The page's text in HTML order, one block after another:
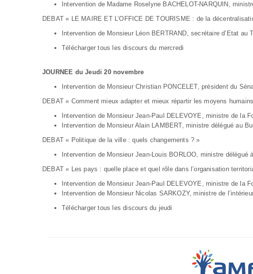
Intervention de Madame Roselyne BACHELOT-NARQUIN,
DEBAT « LE MAIRE ET L’OFFICE DE TOURISME : de la
Intervention de Monsieur Léon BERTRAND, secrétaire d’Etat au
Télécharger tous les discours du mercredi
JOURNEE du Jeudi 20 novembre
Intervention de Monsieur Christian PONCELET, président du
DEBAT « Comment mieux adapter et mieux répartir les moyens
Intervention de Monsieur Jean-Paul DELEVOYE, ministre de la
Intervention de Monsieur Alain LAMBERT, ministre délégué au
DEBAT « Politique de la ville : quels changements ? »
Intervention de Monsieur Jean-Louis BORLOO, ministre
DEBAT « Les pays : quelle place et quel rôle dans l’organisation
Intervention de Monsieur Jean-Paul DELEVOYE, ministre de la
Intervention de Monsieur Nicolas SARKOZY, ministre de
Télécharger tous les discours du jeudi